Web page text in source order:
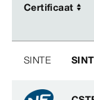
Certificaat
Certificaat
SINTE